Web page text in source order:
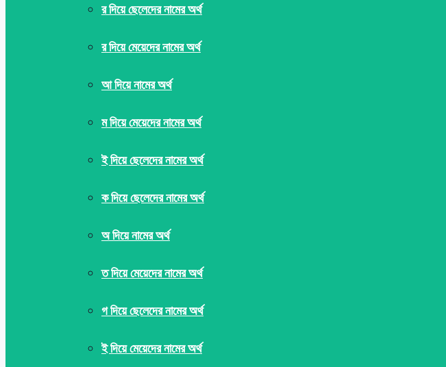
র দিয়ে ছেলেদের নামের অর্থ
র দিয়ে মেয়েদের নামের অর্থ
আ দিয়ে নামের অর্থ
ম দিয়ে মেয়েদের নামের অর্থ
ই দিয়ে ছেলেদের নামের অর্থ
ক দিয়ে ছেলেদের নামের অর্থ
অ দিয়ে নামের অর্থ
ত দিয়ে মেয়েদের নামের অর্থ
গ দিয়ে ছেলেদের নামের অর্থ
ই দিয়ে মেয়েদের নামের অর্থ